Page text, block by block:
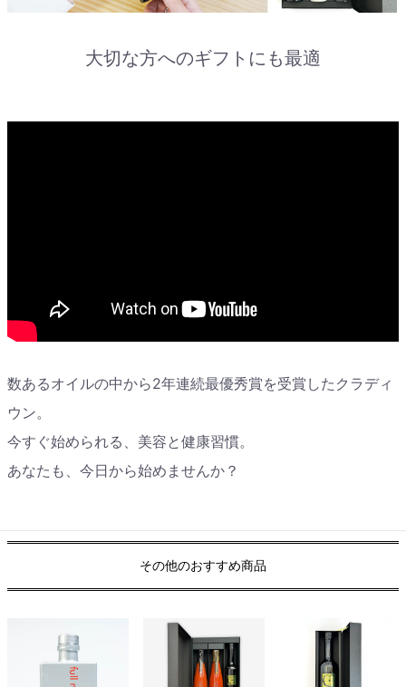
大切な方へのギフトにも最適
数あるオイルの中から2年連続最優秀賞を受賞したクラディ
ウン。
今すぐ始められる、美容と健康習慣。
あなたも、今日から始めませんか？
その他のおすすめ商品